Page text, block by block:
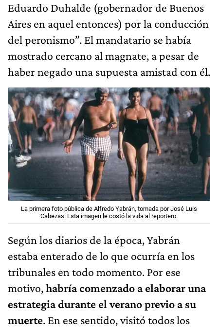
Eduardo Duhalde (gobernador de Buenos
Aires en aquel entonces) por la conducción
del peronismo”. El mandatario se había
mostrado cercano al magnate, a pesar de
haber negado una supuesta amistad con él.
La primera foto pública de Alfredo Yabrán, tomada por José Luis
Cabezas. Esta imagen le costó la vida al reportero.
Según los diarios de la época, Yabrán
estaba enterado de lo que ocurría en los
tribunales en todo momento. Por ese
motivo,habría comenzado a elaborar una
estrategia durante el verano previo a su
muerte. En ese sentido, visitó todos los